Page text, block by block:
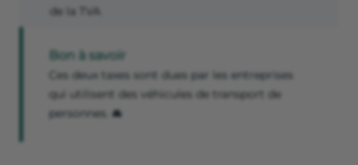
de la TVA
Bon à savoir
Ces deux taxes sont dues par les entreprises
qui utilisent des véhicules de transport de
personnes. 🚘